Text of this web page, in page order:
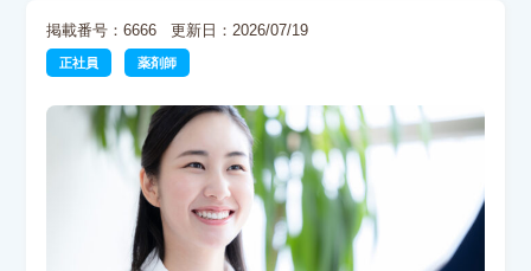
掲載番号：6666 更新日：2026/07/19
正社員 薬剤師